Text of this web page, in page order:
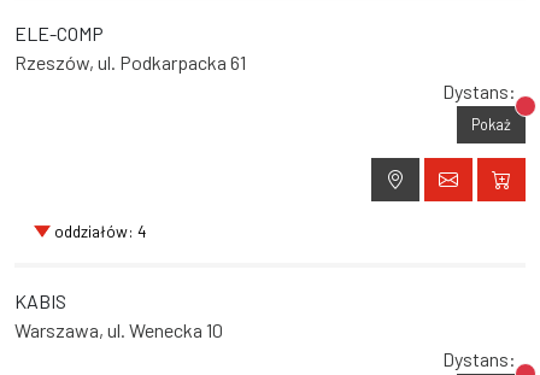
ELE-COMP
Rzeszów, ul. Podkarpacka 61
Dystans:
Pokaż
oddziałów: 4
KABIS
Warszawa, ul. Wenecka 10
Dystans: